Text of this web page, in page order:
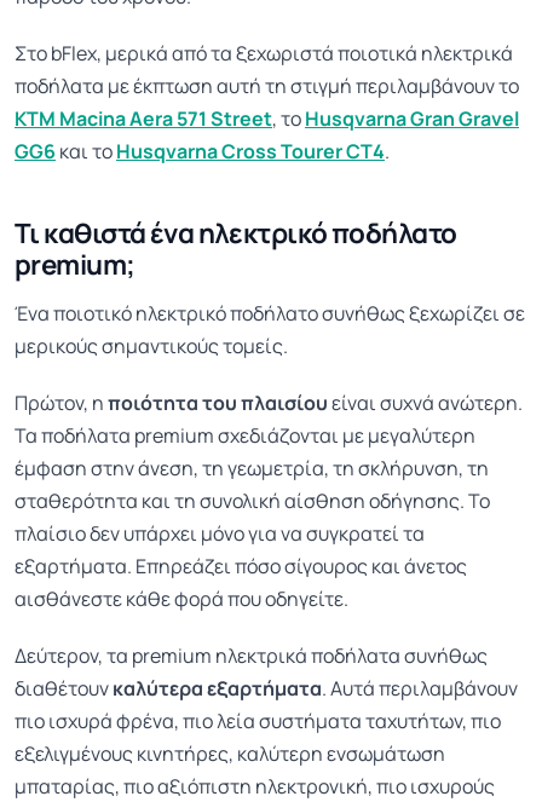
Στο bFlex, μερικά από τα ξεχωριστά ποιοτικά ηλεκτρικά
ποδήλατα με έκπτωση αυτή τη στιγμή περιλαμβάνουν το
KTM Macina Aera 571 Street, τοHusqvarna Gran Gravel
GG6 και τοHusqvarna Cross Tourer CT4.
Τι καθιστά ένα ηλεκτρικό ποδήλατο
premium;
Ένα ποιοτικό ηλεκτρικό ποδήλατο συνήθως ξεχωρίζει σε
μερικούς σημαντικούς τομείς.
Πρώτον, ηποιότητα του πλαισίουείναι συχνά ανώτερη.
Τα ποδήλατα premium σχεδιάζονται με μεγαλύτερη
έμφαση στην άνεση, τη γεωμετρία, τη σκλήρυνση, τη
σταθερότητα και τη συνολική αίσθηση οδήγησης. Το
πλαίσιο δεν υπάρχει μόνο για να συγκρατεί τα
εξαρτήματα. Επηρεάζει πόσο σίγουρος και άνετος
αισθάνεστε κάθε φορά που οδηγείτε.
Δεύτερον, τα premium ηλεκτρικά ποδήλατα συνήθως
διαθέτουνκαλύτερα εξαρτήματα. Αυτά περιλαμβάνουν
πιο ισχυρά φρένα, πιο λεία συστήματα ταχυτήτων, πιο
εξελιγμένους κινητήρες, καλύτερη ενσωμάτωση
μπαταρίας, πιο αξιόπιστη ηλεκτρονική, πιο ισχυρούς